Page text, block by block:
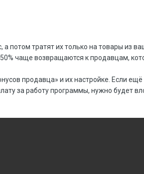
а потом тратят их только на товары из
чаще возвращаются к продавцам,
продавца» и их настройке. Если
за работу программы, нужно будет